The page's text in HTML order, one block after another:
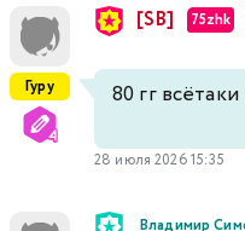
Гуру
[SB] 75zhk
80 гг
28 июля 2026 15:35
Владимир